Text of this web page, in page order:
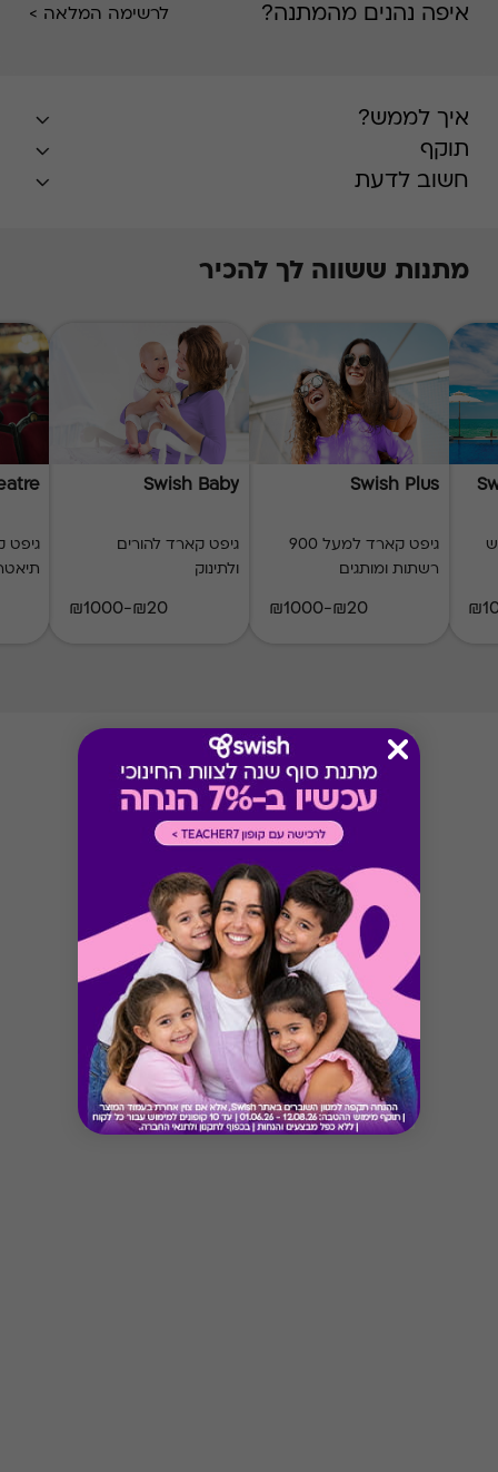
איפה נהנים מהמתנה? לרשימה המלאה >
איך לממש?
תוקף
חשוב לדעת
מתנות ששווה לך להכיר
Swish Plus
גיפט קארד למעל 900
רשתות ומותגים
₪20-₪1000
Swish Baby
גיפט קארד להורים
ולתינוק
₪20-₪1000